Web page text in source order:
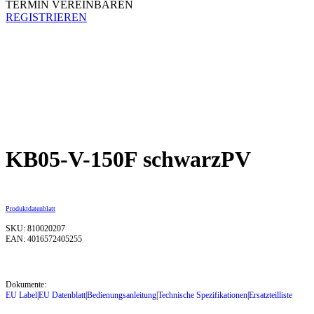
TERMIN VEREINBAREN
REGISTRIEREN
KB05-V-150F schwarzPV
Produktdatenblatt
SKU: 810020207
EAN: 4016572405255
Dokumente:
EU Label|EU Datenblatt|Bedienungsanleitung|Technische Spezifikationen|Ersatzteilliste